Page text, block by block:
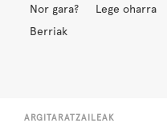
Nor gara? Lege oharra
Berriak
ARGITARATZAILEAK